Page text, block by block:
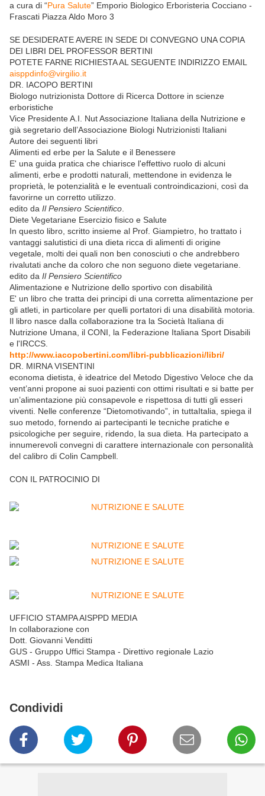
a cura di “Pura Salute” Emporio Biologico Erboristeria Cocciano -
Frascati Piazza Aldo Moro 3
SE DESIDERATE AVERE IN SEDE DI CONVEGNO UNA COPIA
DEI LIBRI DEL PROFESSOR BERTINI
POTETE FARNE RICHIESTA AL SEGUENTE INDIRIZZO EMAIL
aisppdinfo@virgilio.it
DR. IACOPO BERTINI
Biologo nutrizionista Dottore di Ricerca Dottore in scienze
erboristiche
Vice Presidente A.I. Nut Associazione Italiana della Nutrizione e
già segretario dell’Associazione Biologi Nutrizionisti Italiani
Autore dei seguenti libri
Alimenti ed erbe per la Salute e il Benessere
E' una guida pratica che chiarisce l'effettivo ruolo di alcuni
alimenti, erbe e prodotti naturali, mettendone in evidenza le
proprietà, le potenzialità e le eventuali controindicazioni, così da
favorirne un corretto utilizzo.
edito da Il Pensiero Scientifico
Diete Vegetariane Esercizio fisico e Salute
In questo libro, scritto insieme al Prof. Giampietro, ho trattato i
vantaggi salutistici di una dieta ricca di alimenti di origine
vegetale, molti dei quali non ben conosciuti o che andrebbero
rivalutati anche da coloro che non seguono diete vegetariane.
edito da Il Pensiero Scientifico
Alimentazione e Nutrizione dello sportivo con disabilità
E' un libro che tratta dei principi di una corretta alimentazione per
gli atleti, in particolare per quelli portatori di una disabilità motoria.
Il libro nasce dalla collaborazione tra la Società Italiana di
Nutrizione Umana, il CONI, la Federazione Italiana Sport Disabili
e l'IRCCS.
http://www.iacopobertini.com/libri-pubblicazioni/libri/
DR. MIRNA VISENTINI
economa dietista, è ideatrice del Metodo Digestivo Veloce che da
vent’anni propone ai suoi pazienti con ottimi risultati e si batte per
un’alimentazione più consapevole e rispettosa di tutti gli esseri
viventi. Nelle conferenze “Dietomotivando”, in tuttaItalia, spiega il
suo metodo, fornendo ai partecipanti le tecniche pratiche e
psicologiche per seguire, ridendo, la sua dieta. Ha partecipato a
innumerevoli convegni di carattere internazionale con personalità
del calibro di Colin Campbell.
CON IL PATROCINIO DI
UFFICIO STAMPA AISPPD MEDIA
In collaborazione con
Dott. Giovanni Venditti
GUS - Gruppo Uffici Stampa - Direttivo regionale Lazio
ASMI - Ass. Stampa Medica Italiana
Condividi